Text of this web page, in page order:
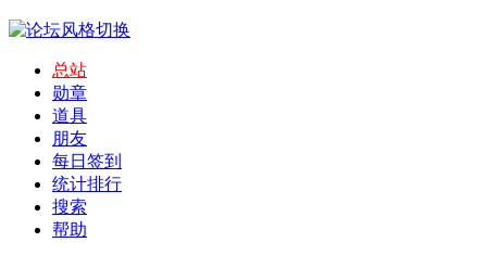
总站
勋章
道具
朋友
每日签到
统计排行
搜索
帮助